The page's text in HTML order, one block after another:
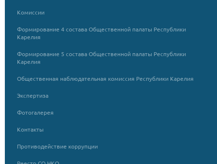
Комиссии
Формирование 4 состава Общественной палаты Республики
Карелия
Формирование 5 состава Общественной палаты Республики
Карелия
Общественная наблюдательная комиссия Республики Карелия
Экспертиза
Фотогалерея
Контакты
Противодействие коррупции